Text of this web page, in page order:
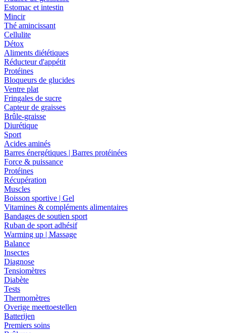
Estomac et intestin
Mincir
Thé amincissant
Cellulite
Détox
Aliments diététiques
Réducteur d'appétit
Protéines
Bloqueurs de glucides
Ventre plat
Fringales de sucre
Capteur de graisses
Brûle-graisse
Diurétique
Sport
Acides aminés
Barres énergétiques | Barres protéinées
Force & puissance
Protéines
Récupération
Muscles
Boisson sportive | Gel
Vitamines & compléments alimentaires
Bandages de soutien sport
Ruban de sport adhésif
Warming up | Massage
Balance
Insectes
Diagnose
Tensiomètres
Diabète
Tests
Thermomètres
Overige meettoestellen
Batterijen
Premiers soins